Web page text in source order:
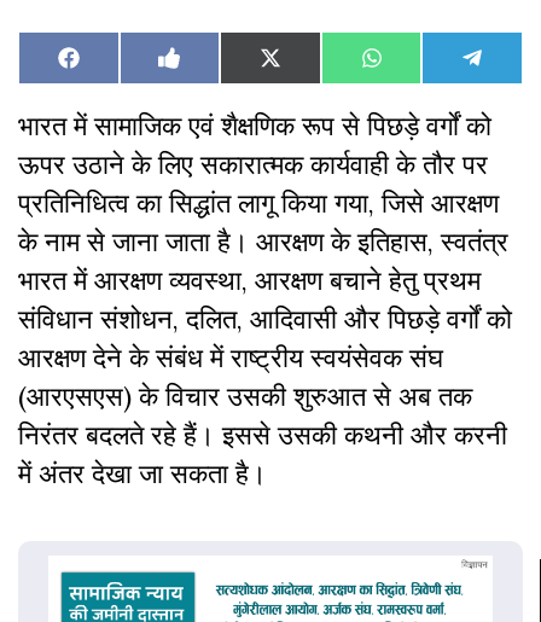
Share
on
Facebook Share
on
Like
on
Facebook
Share
on
X
(Twitter)
Share
on
WhatsAppShare
on
भारत में सामाजिक एवं शैक्षणिक रूप से पिछड़े वर्गों को
ऊपर उठाने के लिए सकारात्मक कार्यवाही के तौर पर
प्रतिनिधित्व का सिद्धांत लागू किया गया, जिसे आरक्षण
के नाम से जाना जाता है। आरक्षण के इतिहास, स्वतंत्र
भारत में आरक्षण व्यवस्था, आरक्षण बचाने हेतु प्रथम
संविधान संशोधन, दलित, आदिवासी और पिछड़े वर्गों को
आरक्षण देने के संबंध में राष्ट्रीय स्वयंसेवक संघ
(आरएसएस) के विचार उसकी शुरुआत से अब तक
निरंतर बदलते रहे हैं। इससे उसकी कथनी और करनी
में अंतर देखा जा सकता है।